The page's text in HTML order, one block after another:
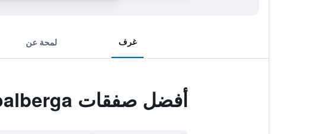
غرف لمحة عن
أفضل صفقات Guesthouse Albergoalberga